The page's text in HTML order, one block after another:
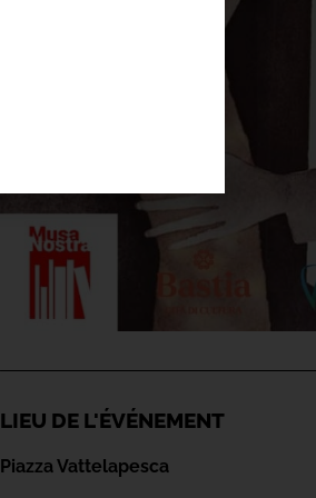
LIEU DE L'ÉVÉNEMENT
Piazza Vattelapesca